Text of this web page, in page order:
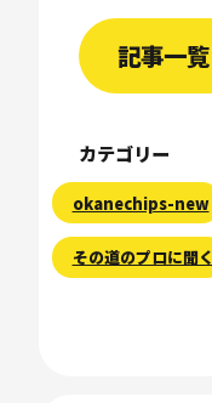
記事一覧
カテゴリー
okanechips-new
その道のプロに聞く